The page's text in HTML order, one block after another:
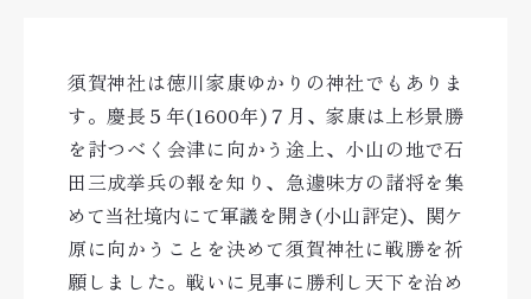
須賀神社は徳川家康ゆかりの神社でもありま
す。慶長５年(1600年)７月、家康は上杉景勝
を討つべく会津に向かう途上、小山の地で石
田三成挙兵の報を知り、急遽味方の諸将を集
めて当社境内にて軍議を開き(小山評定)、関ケ
原に向かうことを決めて須賀神社に戦勝を祈
願しました。戦いに見事に勝利し天下を治め